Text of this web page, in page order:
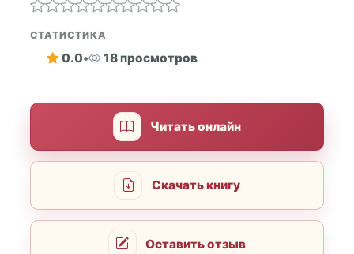
СТАТИСТИКА
0.0• 18 просмотров
Читать онлайн
Скачать книгу
Оставить отзыв